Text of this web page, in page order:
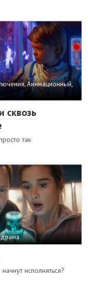
Анимационный,
сквозь
так
исполняться?